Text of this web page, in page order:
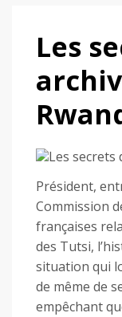
Les
Président,
Commission
françaises
des Tutsi,
situation qui
de même de
empêchant